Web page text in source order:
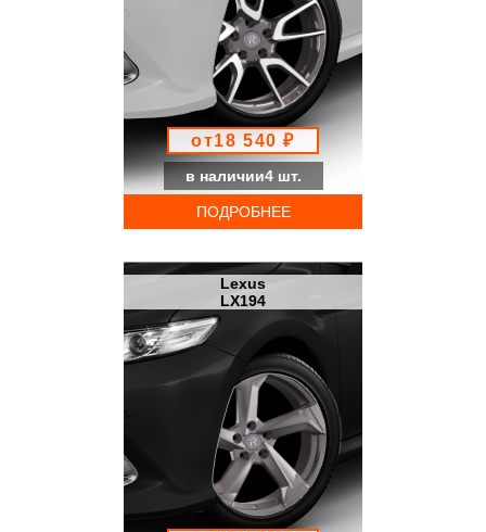
от18 540 ₽
в наличии4 шт.
ПОДРОБНЕЕ
Lexus
LX194